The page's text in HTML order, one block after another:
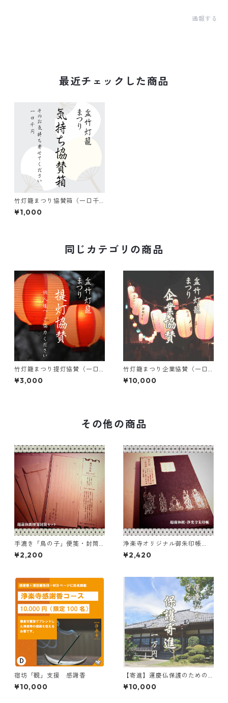
通報する
最近チェックした商品
竹灯籠まつり協賛箱（一口千
円から何口でも）
¥1,000
同じカテゴリの商品
竹灯籠まつり提灯協賛（一口
三千円から何口でも）
¥3,000
竹灯籠まつり企業協賛（一口
一万円から何口でも）
¥10,000
その他の商品
手漉き「鳥の子」便箋・封筒
セット（前島密翁の言葉入り
／越前和紙）
¥2,200
浄楽寺オリジナル御朱印帳
（越前和紙／青）
¥2,420
宿坊「観」支援 感謝香
¥10,000
【寄進】運慶仏保護のための
寄付一万円/一口
¥10,000